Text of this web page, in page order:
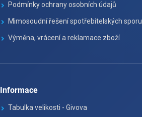
Podmínky ochrany osobních údajů
Mimosoudní řešení spotřebitelských sporu
Výměna, vrácení a reklamace zboží
Informace
Tabulka velikosti - Givova